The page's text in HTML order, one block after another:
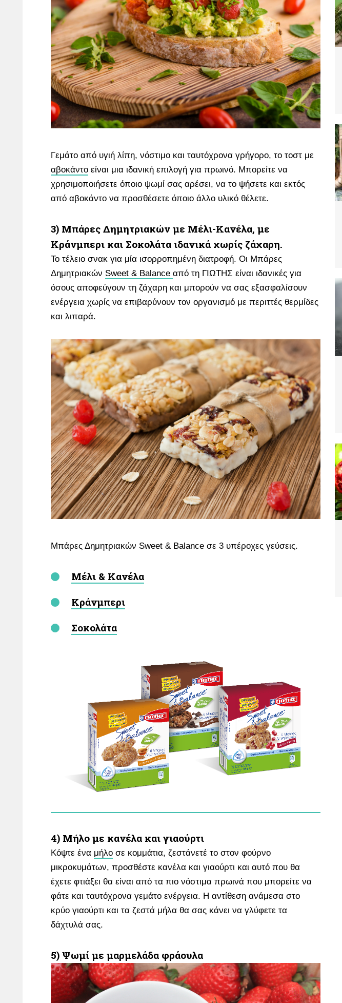
Γεμάτο από υγιή λίπη, νόστιμο και ταυτόχρονα γρήγορο, το τοστ με
αβοκάντο είναι μια ιδανική επιλογή για πρωινό. Μπορείτε να
χρησιμοποιήσετε όποιο ψωμί σας αρέσει, να το ψήσετε και εκτός
από αβοκάντο να προσθέσετε όποιο άλλο υλικό θέλετε.
3) Μπάρες Δημητριακών με Μέλι-Κανέλα, με
Κράνμπερι και Σοκολάτα ιδανικά χωρίς ζάχαρη.
Το τέλειο σνακ για μία ισορροπημένη διατροφή. Οι Μπάρες
Δημητριακών Sweet & Balance από τη ΓΙΩΤΗΣ είναι ιδανικές για
όσους αποφεύγουν τη ζάχαρη και μπορούν να σας εξασφαλίσουν
ενέργεια χωρίς να επιβαρύνουν τον οργανισμό με περιττές θερμίδες
και λιπαρά.
Μπάρες Δημητριακών Sweet & Balance σε 3 υπέροχες γεύσεις.
Μέλι & Κανέλα
Κράνμπερι
Σοκολάτα
4) Μήλο με κανέλα και γιαούρτι
Κόψτε ένα μήλο σε κομμάτια, ζεστάνετέ το στον φούρνο
μικροκυμάτων, προσθέστε κανέλα και γιαούρτι και αυτό που θα
έχετε φτιάξει θα είναι από τα πιο νόστιμα πρωινά που μπορείτε να
φάτε και ταυτόχρονα γεμάτο ενέργεια. Η αντίθεση ανάμεσα στο
κρύο γιαούρτι και τα ζεστά μήλα θα σας κάνει να γλύφετε τα
δάχτυλά σας.
5) Ψωμί με μαρμελάδα φράουλα